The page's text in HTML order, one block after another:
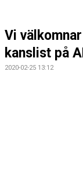
POLICY
Vi
kanslist på
2020-02-25 13:12